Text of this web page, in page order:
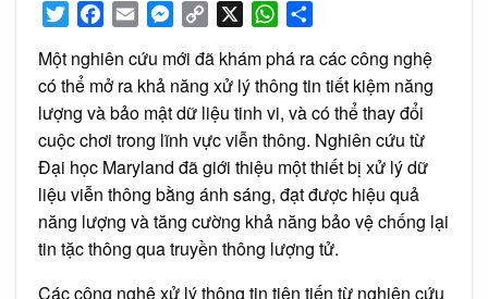
thông
TwitterFacebook
Email Messenger
Copy
WhatsApp
Một nghiên cứu mới đã khám phá ra các công nghệ
có thể mở ra khả năng xử lý thông tin tiết kiệm năng
lượng và bảo mật dữ liệu tinh vi, và có thể thay đổi
cuộc chơi trong lĩnh vực viễn thông. Nghiên cứu từ
Đại học Maryland đã giới thiệu một thiết bị xử lý dữ
liệu viễn thông bằng ánh sáng, đạt được hiệu quả
năng lượng và tăng cường khả năng bảo vệ chống lại
tin tặc thông qua truyền thông lượng tử.
Các công nghệ xử lý thông tin tiên tiến từ nghiên cứu